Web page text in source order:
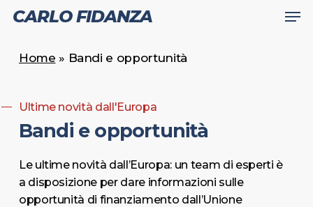
Skip
main
CARLO FIDANZA
Home » Bandi e opportunità
Ultime novità dall'Europa
Bandi e opportunità
Le ultime novità dall’Europa: un team di esperti è
a disposizione per dare informazioni sulle
opportunità di finanziamento dall’Unione